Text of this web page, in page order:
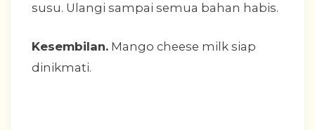
susu. Ulangi sampai semua bahan habis.
Kesembilan. Mango cheese milk siap
dinikmati.